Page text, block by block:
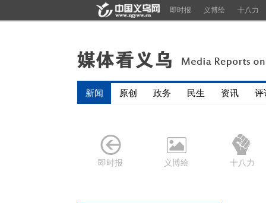
即时报 义博绘 十八力
新闻 原创 政务 民生 资讯 评
即时报 义博绘 十八力